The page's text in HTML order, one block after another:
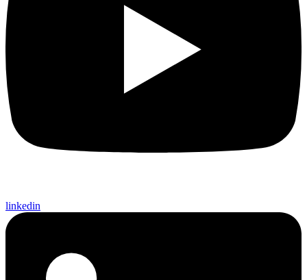
linkedin